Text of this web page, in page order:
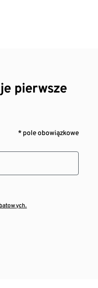
pierwsze
* pole obowiązkowe